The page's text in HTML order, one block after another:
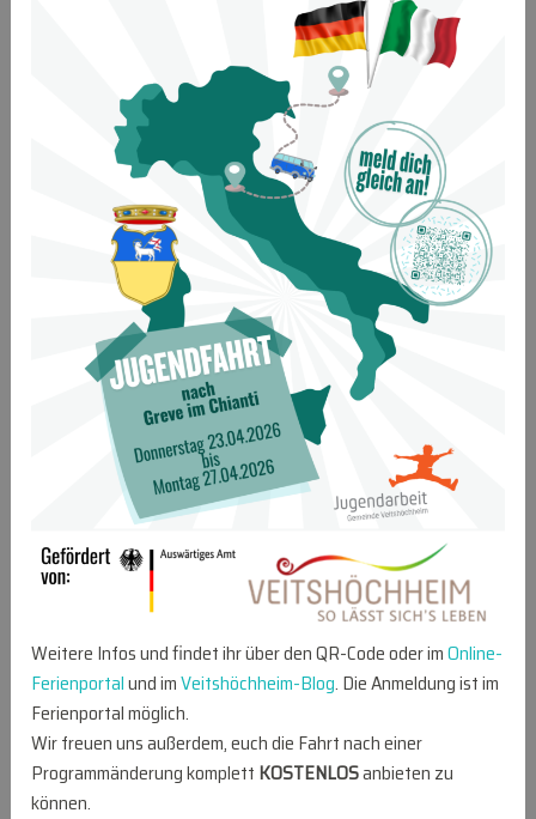
Weitere Infos und findet ihr über den QR-Code oder imOnline-
Ferienportalund imVeitshöchheim-Blog. Die Anmeldung ist im
Ferienportal möglich.
Wir freuen uns außerdem, euch die Fahrt nach einer
Programmänderung komplett KOSTENLOSanbieten zu
können.